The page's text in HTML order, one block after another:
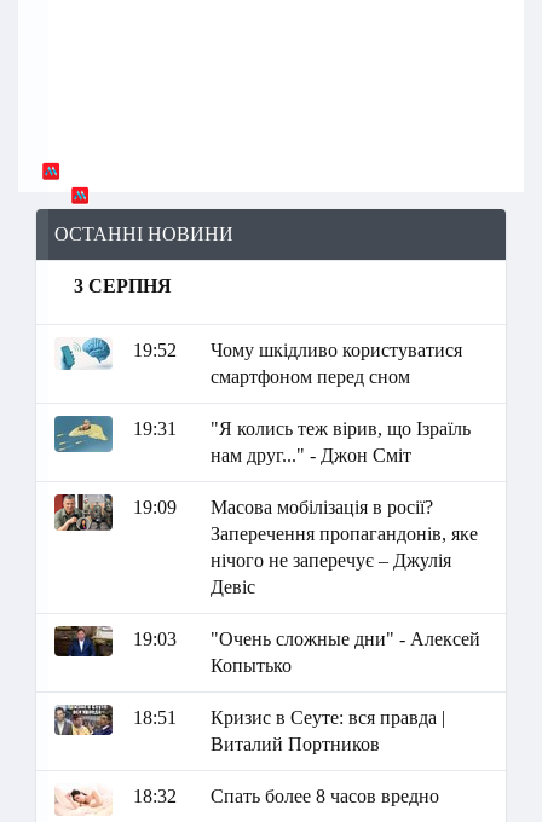
ОСТАННІ НОВИНИ
3 СЕРПНЯ
19:52
Чому шкідливо користуватися
смартфоном перед сном
19:31
"Я колись теж вірив, що Ізраїль
нам друг..." - Джон Сміт
19:09
Масова мобілізація в росії?
Заперечення пропагандонів, яке
нічого не заперечує – Джулія
Девіс
19:03
"Очень сложные дни" - Алексей
Копытько
18:51
Кризис в Сеуте: вся правда |
Виталий Портников
18:32 Спать более 8 часов вредно